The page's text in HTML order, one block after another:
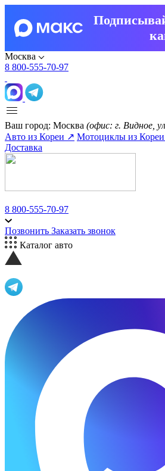
Москва
8 800-555-70-97
Ваш город: Москва (офис: г. Видное,
Авто из Кореи ↗ Мотоциклы из
Доставка
8 800-555-70-97
Позвонить Заказать звонок
Каталог авто